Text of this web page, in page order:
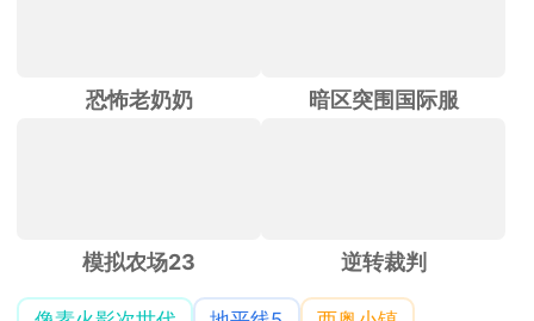
恐怖老奶奶 暗区突围国际服
模拟农场23 逆转裁判